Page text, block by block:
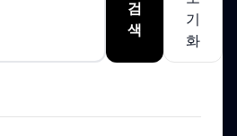
검
색
기
화